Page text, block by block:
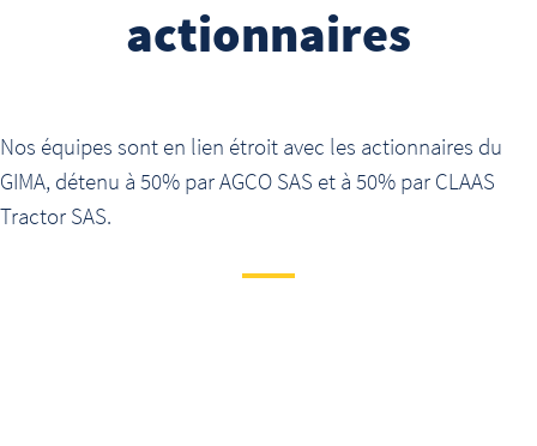
actionnaires
Nos équipes sont en lien étroit avec les actionnaires du
GIMA, détenu à 50% parAGCO SAS et à 50% par CLAAS
Tractor SAS.